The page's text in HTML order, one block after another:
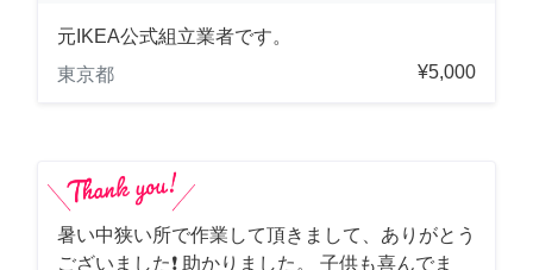
元IKEA公式組立業者です。
東京都
¥5,000
暑い中狭い所で作業して頂きまして、ありがとう
ございました❗️ 助かりました。 子供も喜んでま